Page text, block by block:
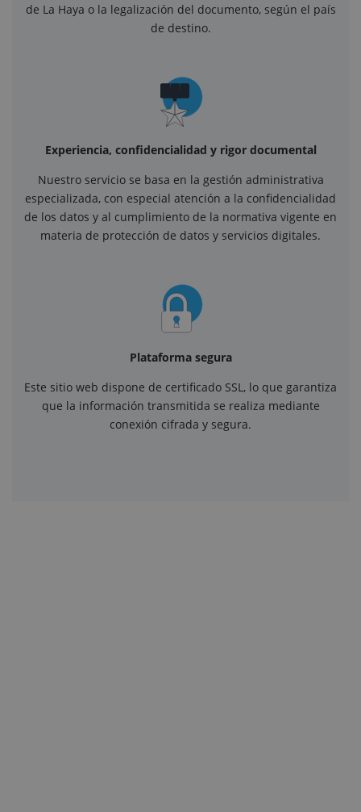
de La Haya o la legalización del documento, según el país
de destino.
Experiencia, confidencialidad y rigor documental
Nuestro servicio se basa en la gestión administrativa
especializada, con especial atención a la confidencialidad
de los datos y al cumplimiento de la normativa vigente en
materia de protección de datos y servicios digitales.
Plataforma segura
Este sitio web dispone de certificado SSL, lo que garantiza
que la información transmitida se realiza mediante
conexión cifrada y segura.